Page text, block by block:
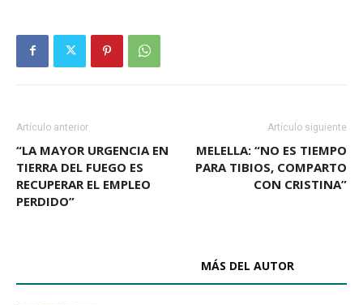
Artículo anterior
“LA MAYOR URGENCIA EN
TIERRA DEL FUEGO ES
RECUPERAR EL EMPLEO
PERDIDO”
Artículo siguiente
MELELLA: “NO ES TIEMPO
PARA TIBIOS, COMPARTO
CON CRISTINA”
MÁS DEL AUTOR